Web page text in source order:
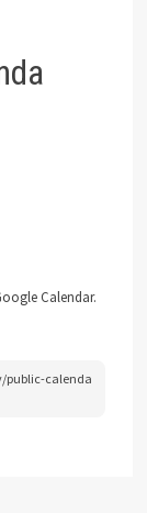
Calendar.
public-calenda